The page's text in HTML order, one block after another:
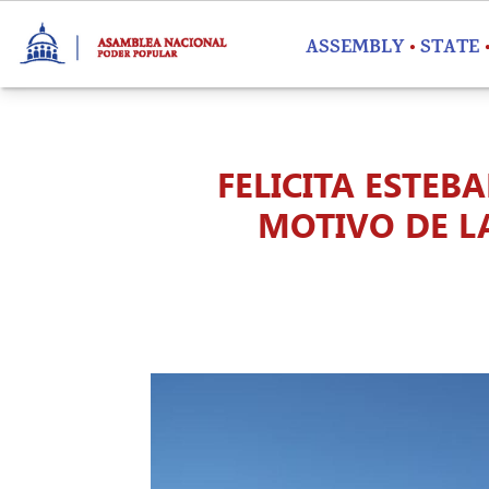
ASSEMBLY STATE
FELICITA
MOTIVO DE